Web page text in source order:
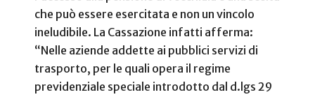
che può essere esercitata e non un vincolo
ineludibile. La Cassazione infatti afferma:
“Nelle aziende addette ai pubblici servizi di
trasporto, per le quali opera il regime
previdenziale speciale introdotto dal d.lgs 29